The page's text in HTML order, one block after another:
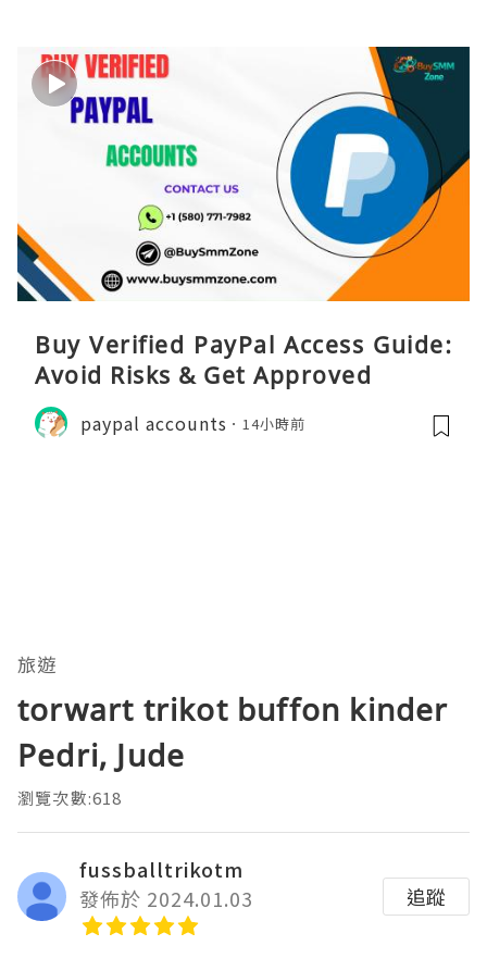
Buy Verified PayPal Access Guide:
Avoid Risks & Get Approved
paypal accounts 14小時前
旅遊
torwart trikot buffon kinder
Pedri, Jude
瀏覽次數:618
fussballtrikotm
發佈於 2024.01.03
追蹤